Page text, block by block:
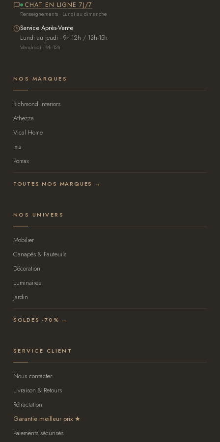
CHAT EN LIGNE 7J/7
Renseignements · Lundi au dimanche
Service Après-Vente
Lundi au jeudi · 9h-12h / 13h-15h
Vendredi · 9h-12h
NOS MARQUES
Richmond Interiors
Athezza
Vical Home
Ixia
Pomax
TOUTES NOS MARQUES →
NOS UNIVERS
Mobilier
Canapés & Fauteuils
Décoration
Luminaires
Jardin
SOLDES -70% →
SERVICE CLIENT
Nous contacter
Livraison & Retours
Rétractation
Garantie meilleur prix
Paiements sécurisés